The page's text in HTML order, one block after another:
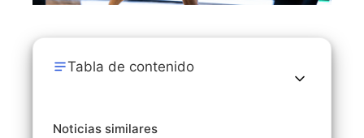
Tabla de contenido
Noticias similares